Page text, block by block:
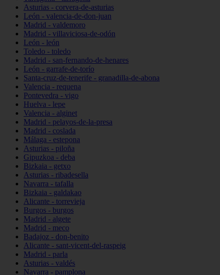
Asturias - corvera-de-asturias
León - valencia-de-don-juan
Madrid - valdemoro
Madrid - villaviciosa-de-odón
León - león
Toledo - toledo
Madrid - san-fernando-de-henares
León - garrafe-de-torío
Santa-cruz-de-tenerife - granadilla-de-abona
Valencia - requena
Pontevedra - vigo
Huelva - lepe
Valencia - alginet
Madrid - pelayos-de-la-presa
Madrid - coslada
Málaga - estepona
Asturias - piloña
Gipuzkoa - deba
Bizkaia - getxo
Asturias - ribadesella
Navarra - tafalla
Bizkaia - galdakao
Alicante - torrevieja
Burgos - burgos
Madrid - algete
Madrid - meco
Badajoz - don-benito
Alicante - sant-vicent-del-raspeig
Madrid - parla
Asturias - valdés
Navarra - pamplona